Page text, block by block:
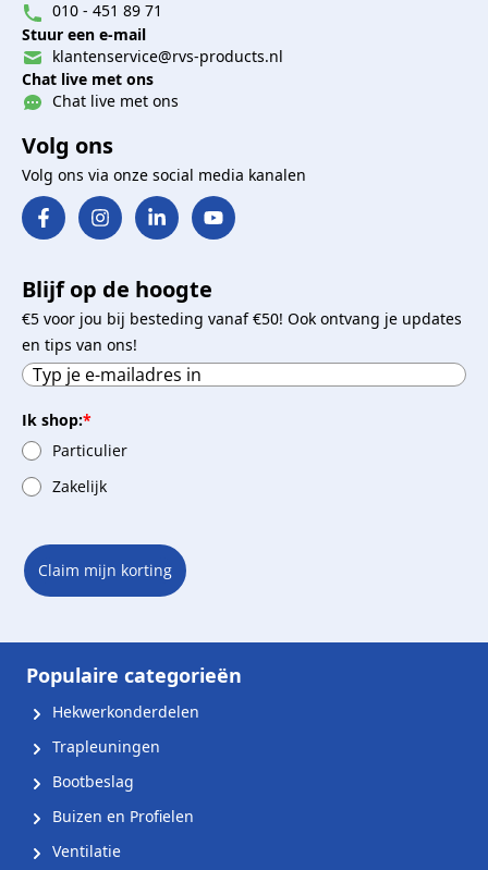
010 - 451 89 71
Stuur een e-mail
klantenservice@rvs-products.nl
Chat live met ons
Chat live met ons
Volg ons
Volg ons via onze social media kanalen
Blijf op de hoogte
€5 voor jou bij besteding vanaf €50! Ook ontvang je updates
en tips van ons!
Ik shop:*
Particulier
Zakelijk
Claim mijn korting
Populaire categorieën
Hekwerkonderdelen
Trapleuningen
Bootbeslag
Buizen en Profielen
Ventilatie